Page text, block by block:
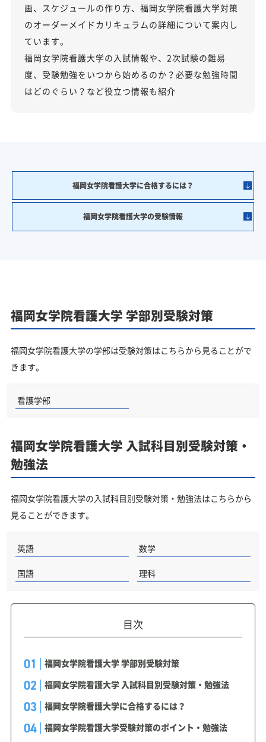
画、スケジュールの作り方、福岡女学院看護大学対策
のオーダーメイドカリキュラムの詳細について案内し
ています。
福岡女学院看護大学の入試情報や、2次試験の難易
度、受験勉強をいつから始めるのか？必要な勉強時間
はどのぐらい？など役立つ情報も紹介
福岡女学院看護大学に合格するには？
福岡女学院看護大学の受験情報
福岡女学院看護大学 学部別受験対策
福岡女学院看護大学の学部は受験対策はこちらから見ることがで
きます。
看護学部
福岡女学院看護大学 入試科目別受験対策・
勉強法
福岡女学院看護大学の入試科目別受験対策・勉強法はこちらから
見ることができます。
英語 数学
国語 理科
目次
福岡女学院看護大学 学部別受験対策
福岡女学院看護大学 入試科目別受験対策・勉強法
福岡女学院看護大学に合格するには？
福岡女学院看護大学受験対策のポイント・勉強法